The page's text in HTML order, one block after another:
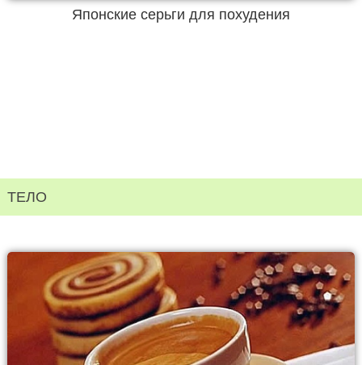
Японские серьги для похудения
ТЕЛО